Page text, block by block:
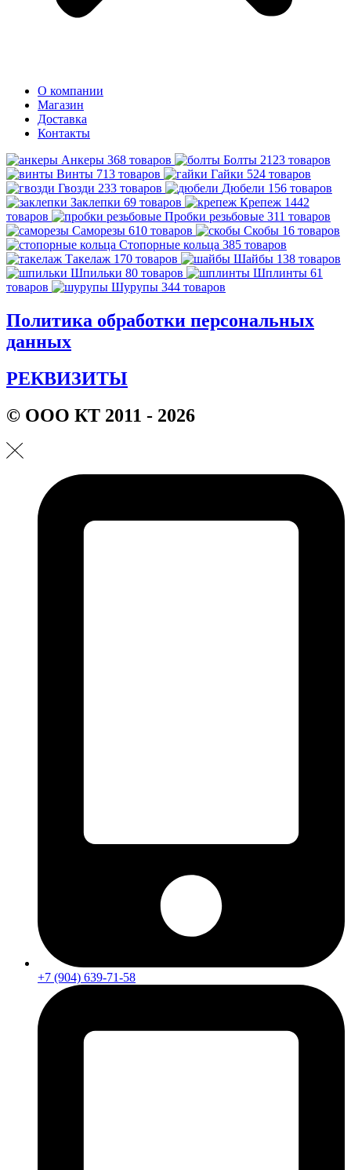
О компании
Магазин
Доставка
Контакты
Анкеры 368 товаров Болты 2123 товаров
Винты 713 товаров Гайки 524 товаров
Гвозди 233 товаров Дюбели 156 товаров
Заклепки 69 товаров Крепеж 1442
товаров
Пробки резьбовые 311 товаров
Саморезы 610 товаров Скобы 16 товаров
Стопорные кольца 385 товаров
Такелаж 170 товаров Шайбы 138 товаров
Шпильки 80 товаров Шплинты 61
товаров
Шурупы 344 товаров
Политика обработки персональных
данных
РЕКВИЗИТЫ
© ООО КТ 2011 - 2026
+7 (904) 639-71-58